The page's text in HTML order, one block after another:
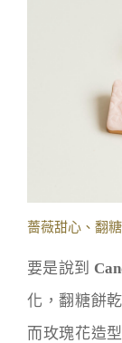
薔薇甜心、翻
要是說到
化，翻糖餅
而玫瑰花造